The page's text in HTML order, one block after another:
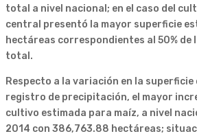
total a nivel nacional; en el caso del
central presentó la mayor superficie
hectáreas correspondientes al 50% de
total.
Respecto a la variación en la superficie
registro de precipitación, el mayor
cultivo estimada para maíz, a nivel
2014 con 386,763.88 hectáreas;